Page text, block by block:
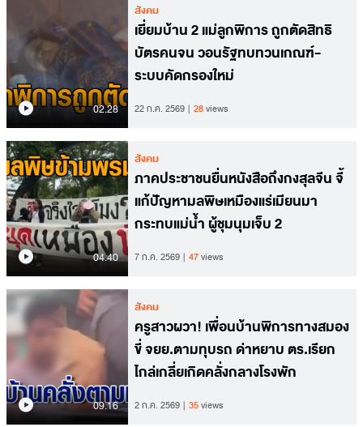
02.28
สังคม
เยี่ยมบ้าน 2 แม่ลูกพิการ ถูกตัดสิทธิ
บัตรคนจน วอนรัฐทบทวนเกณฑ์-
ระบบคัดกรองใหม่
22 ก.ค. 2569 28views
04.40
สังคม
ภาคประชาชนยื่นหนังสือถึงกงสุลจีน จี้
แก้ปัญหามลพิษเหมืองแร่เมียนมา
กระทบแม่น้ำ ผู้ชุมนุมเจ็บ 2
7 ก.ค. 2569 47views
09.16
สังคม
ครูสาวผวา! เพื่อนบ้านพิการทางสมอง
ขี่ จยย.ตามทุบรถ ด่าหยาบ ตร.เรียก
ไกล่เกลี่ยเกิดคลั่งกลางโรงพัก
2 ก.ค. 2569 35views